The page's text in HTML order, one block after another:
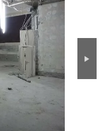
Next